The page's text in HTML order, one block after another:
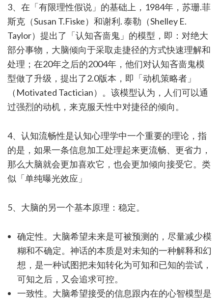
3、在「有限理性假说」的基础上，1984年，苏珊.菲
斯克（Susan T.Fiske）和谢利. 泰勒（Shelley E.
Taylor）提出了「认知吝啬鬼」的模型，即：对绝大
部分事物，大脑倾向于采取走捷径的方式快速理解和
处理；在20年之后的2004年，他们对认知吝啬鬼模
型做了升级，提出了2.0版本，即「动机策略者」
（Motivated Tactician）。该模型认为，人们可以通
过强烈的动机，来克服天性中对捷径的倾向。
4、认知流畅性是认知心理学中一个重要的理论，指
的是，如果一条信息加工处理起来更流畅、更省力，
那么大脑就会更加喜欢它，也会更加倾向接受它。类
似「单纯曝光效应」
5、大脑的另一个基本原理：稳定。
确定性。大脑希望未来是可被预测的，尽量减少模
糊和不确定。神话的本质是对未知的一种解释和幻
想，是一种试图把未知转化为可知和已知的尝试，
可知之后，又会追求可控。
一致性。大脑希望接受的信息跟内在的心智模型是